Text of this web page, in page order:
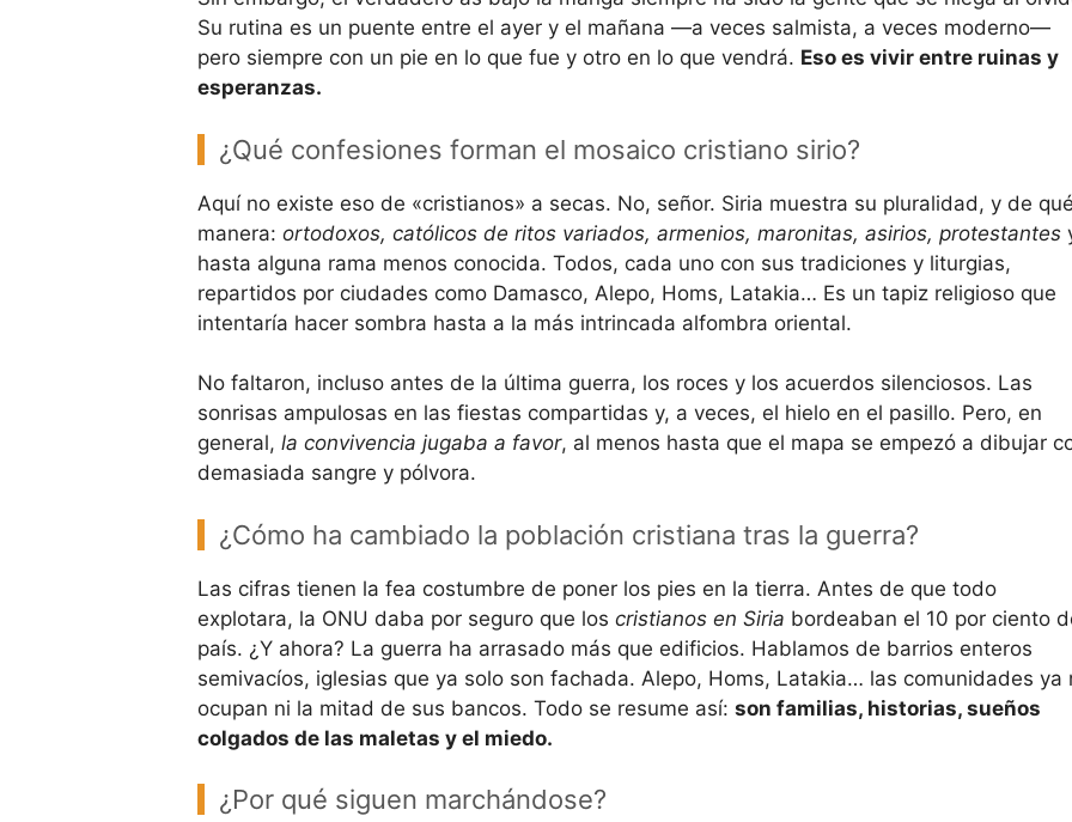
Su rutina es un puente entre el ayer y el mañana —a veces salmista, a veces moderno—
pero siempre con un pie en lo que fue y otro en lo que vendrá. Eso es vivir entre ruinas y
esperanzas.
¿Qué confesiones forman el mosaico cristiano sirio?
Aquí no existe eso de «cristianos» a secas. No, señor. Siria muestra su pluralidad, y de qué
manera: ortodoxos, católicos de ritos variados, armenios, maronitas, asirios, protestantes
hasta alguna rama menos conocida. Todos, cada uno con sus tradiciones y liturgias,
repartidos por ciudades como Damasco, Alepo, Homs, Latakia… Es un tapiz religioso que
intentaría hacer sombra hasta a la más intrincada alfombra oriental.
No faltaron, incluso antes de la última guerra, los roces y los acuerdos silenciosos. Las
sonrisas ampulosas en las fiestas compartidas y, a veces, el hielo en el pasillo. Pero, en
general, la convivencia jugaba a favor, al menos hasta que el mapa se empezó a dibujar
demasiada sangre y pólvora.
¿Cómo ha cambiado la población cristiana tras la guerra?
Las cifras tienen la fea costumbre de poner los pies en la tierra. Antes de que todo
explotara, la ONU daba por seguro que los cristianos en Siria bordeaban el 10 por ciento
país. ¿Y ahora? La guerra ha arrasado más que edificios. Hablamos de barrios enteros
semivacíos, iglesias que ya solo son fachada. Alepo, Homs, Latakia… las comunidades ya
ocupan ni la mitad de sus bancos. Todo se resume así: son familias, historias, sueños
colgados de las maletas y el miedo.
¿Por qué siguen marchándose?